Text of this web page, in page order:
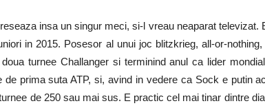
insa un singur meci, si-l vreau neaparat
in 2015. Posesor al unui joc blitzkrieg, all-or-
turnee Challanger si terminind anul ca lider
de prima suta ATP, si, avind in vedere ca Sock e putin
de 250 sau mai sus. E practic cel mai tinar dintre